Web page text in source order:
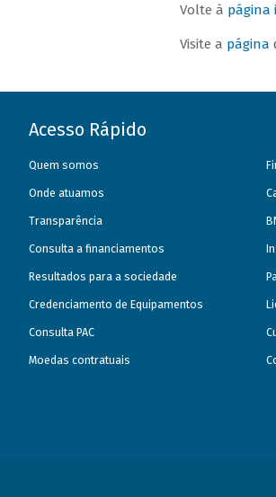
Volte à página
Visite a página
Acesso Rápido
Quem somos
Onde atuamos
Transparência
Consulta a financiamentos
Resultados para a sociedade
Credenciamento de Equipamentos
Consulta PAC
Moedas contratuais